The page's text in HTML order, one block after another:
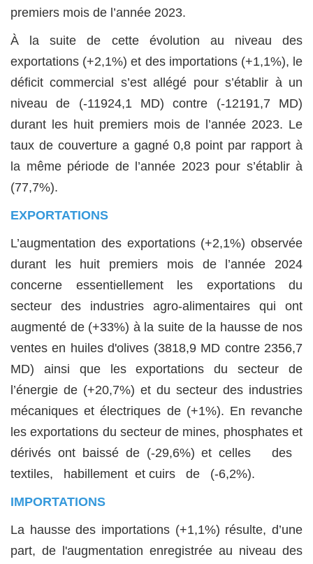
premiers mois de l’année 2023.
À la suite de cette évolution au niveau des
exportations (+2,1%) et des importations (+1,1%), le
déficit commercial s’est allégé pour s’établir à un
niveau de (-11924,1 MD) contre (-12191,7 MD)
durant les huit premiers mois de l’année 2023. Le
taux de couverture a gagné 0,8 point par rapport à
la même période de l’année 2023 pour s’établir à
(77,7%).
EXPORTATIONS
L’augmentation des exportations (+2,1%) observée
durant les huit premiers mois de l’année 2024
concerne essentiellement les exportations du
secteur des industries agro-alimentaires qui ont
augmenté de (+33%) à la suite de la hausse de nos
ventes en huiles d'olives (3818,9 MD contre 2356,7
MD) ainsi que les exportations du secteur de
l’énergie de (+20,7%) et du secteur des industries
mécaniques et électriques de (+1%). En revanche
les exportations du secteur de mines, phosphates et
dérivés ont baissé de (-29,6%) et celles des
textiles, habillement et cuirs de (-6,2%).
IMPORTATIONS
La hausse des importations (+1,1%) résulte, d’une
part, de l'augmentation enregistrée au niveau des